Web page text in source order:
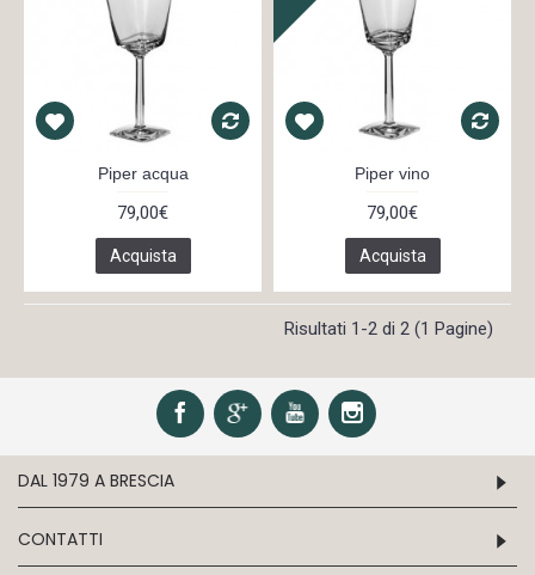
Piper acqua
79,00€
Acquista
Piper vino
79,00€
Acquista
Risultati 1-2 di 2 (1 Pagine)
DAL 1979 A BRESCIA
CONTATTI